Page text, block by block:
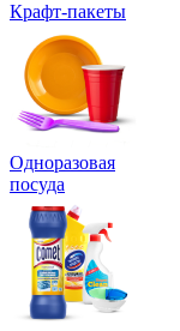
Крафт-пакеты
Одноразовая
посуда